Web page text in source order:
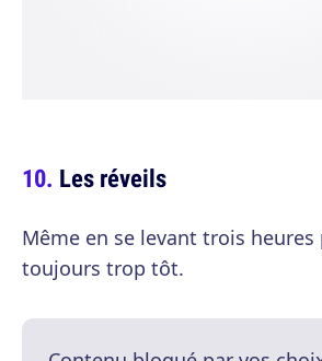
Les réveils
Même en se levant trois
toujours trop tôt.